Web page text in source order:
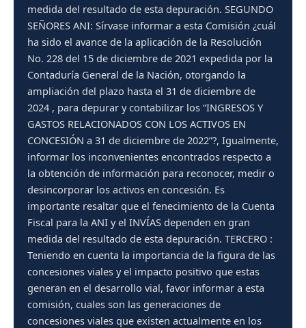
medida del resultado de esta depuración. SEGUNDO
SEÑORES ANI: Sírvase informar a esta Comisión ¿cuál
ha sido el avance de la aplicación de la Resolución
No. 228 del 15 de diciembre de 2021 expedida por la
Contaduría General de la Nación, otorgando la
ampliación del plazo hasta el 31 de diciembre de
2024 , para depurar y contabilizar los “INGRESOS Y
GASTOS RELACIONADOS CON LOS ACTIVOS EN
CONCESIÓN a 31 de diciembre de 2022”?, Igualmente,
informar los inconvenientes encontrados respecto a
la obtención de información para reconocer, medir o
desincorporar los activos en concesión. Es
importante resaltar que el fenecimiento de la Cuenta
Fiscal para la ANI y el INVÍAS dependen en gran
medida del resultado de esta depuración. TERCERO :
Teniendo en cuenta la importancia de la figura de las
concesiones viales y el impacto positivo que estas
generan en el desarrollo vial, favor informar a esta
comisión, cuales son las generaciones de
concesiones viales que existen actualmente en los